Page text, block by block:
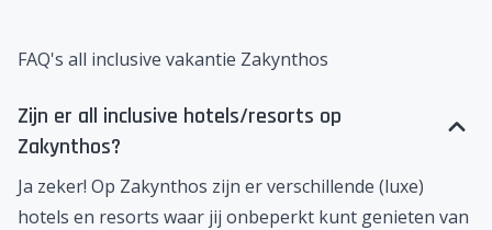
FAQ's all inclusive vakantie Zakynthos
Zijn er all inclusive hotels/resorts op
Zakynthos?
Ja zeker! Op Zakynthos zijn er verschillende (luxe)
hotels en resorts waar jij onbeperkt kunt genieten van